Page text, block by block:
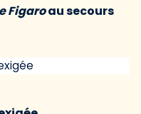
Figaroau secours